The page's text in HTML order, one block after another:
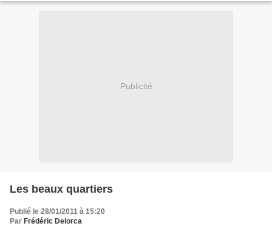
Publicité
Les beaux quartiers
Publié le 28/01/2011 à 15:20
Par Frédéric Delorca